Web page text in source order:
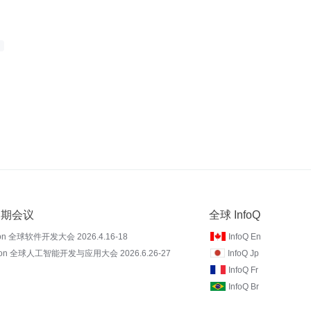
会议
全球软件开发大会 2026.4.16-18
全球人工智能开发与应用大会 2026.6.26-27
全球 InfoQ
InfoQ En
InfoQ Jp
InfoQ Fr
InfoQ Br